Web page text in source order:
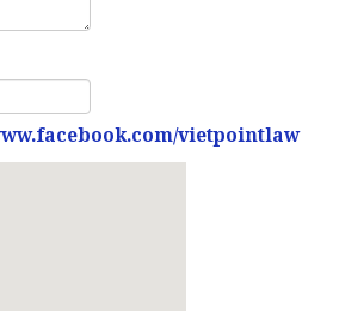
vietpointlaw